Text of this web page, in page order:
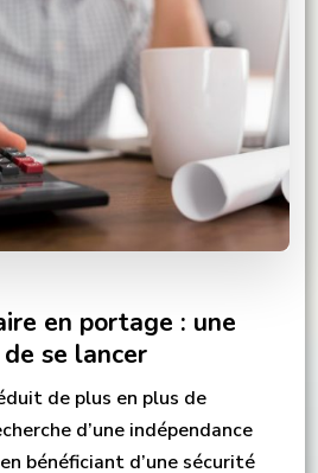
en portage : une
se lancer
de plus en plus de
d’une indépendance
bénéficiant d’une sécurité